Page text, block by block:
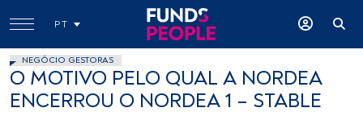
PT
NEGÓCIO GESTORAS
O MOTIVO PELO QUAL A NORDEA
ENCERROU O NORDEA 1 – STABLE